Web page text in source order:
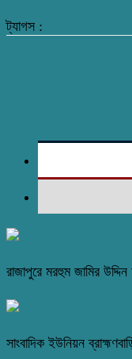
ট্যাগস :
রাজাপুরে মরহুম জামির
সাংবাদিক ইউনিয়ন